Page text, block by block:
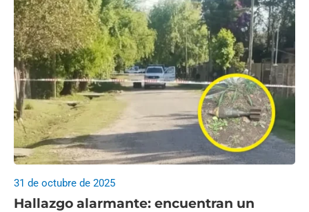
Hallazgo alarmante: encuentran un
31 de octubre de 2025